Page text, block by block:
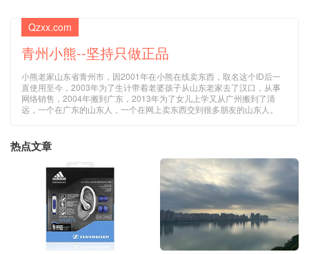
Qzxx.com
青州小熊--坚持只做正品
小熊老家山东省青州市，因2001年在小熊在线卖东西，取名这个ID后一
直使用至今，2003年为了生计带着老婆孩子从山东老家去了汉口，从事
网络销售，2004年搬到广东，2013年为了女儿上学又从广州搬到了清
远，一个在广东的山东人，一个在网上卖东西交到很多朋友的山东人。
热点文章